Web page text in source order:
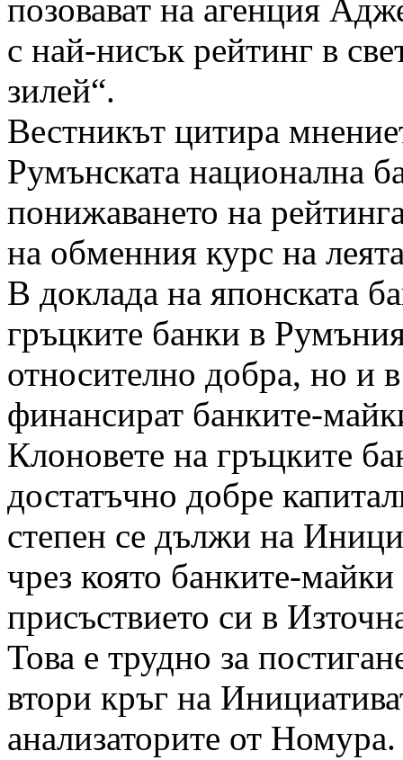
позовават на агенция
с най-нисък рейтинг в
зилей“.
Вестникът цитира
Румънската национална
понижаването на
на обменния курс на
В доклада на японската
гръцките банки в
относително добра, но и
финансират банките-
Клоновете на гръцките
достатъчно добре
степен се дължи на
чрез която банките-
присъствието си в
Това е трудно за
втори кръг на
анализаторите от Номура.